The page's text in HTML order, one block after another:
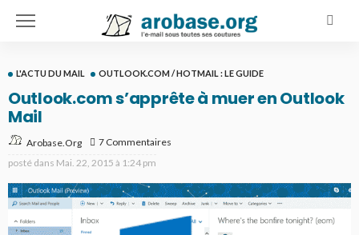
L'ACTU DU MAIL OUTLOOK.COM / HOTMAIL : LE GUIDE
Outlook.com s’apprête à muer en Outlook
Mail
Arobase.org
7 Commentaires
posté dans Mai. 22, 2015 à 1:24 pm